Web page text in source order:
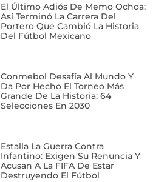
El Último Adiós De Memo Ochoa:
Así Terminó La Carrera Del
Portero Que Cambió La Historia
Del Fútbol Mexicano
Conmebol Desafía Al Mundo Y
Da Por Hecho El Torneo Más
Grande De La Historia: 64
Selecciones En 2030
Estalla La Guerra Contra
Infantino: Exigen Su Renuncia Y
Acusan A La FIFA De Estar
Destruyendo El Fútbol